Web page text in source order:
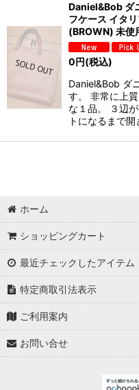
Daniel&Bob ダ
フケース イタ
(BROWN) 未
0円(税込)
Daniel&Bob ダ
す。 非常に上
な１品。 ３辺
トになるまで
ホーム
ショッピングカート
最近チェックしたアイテム
特定商取引法表示
ご利用案内
お問い合せ